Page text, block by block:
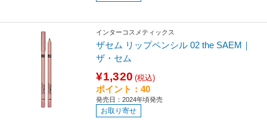
インターコスメティックス
ザセム リップペンシル 02 the SAEM｜
ザ・セム
¥1,320 (税込)
ポイント：40
発売日：2024年頃発売
お取り寄せ